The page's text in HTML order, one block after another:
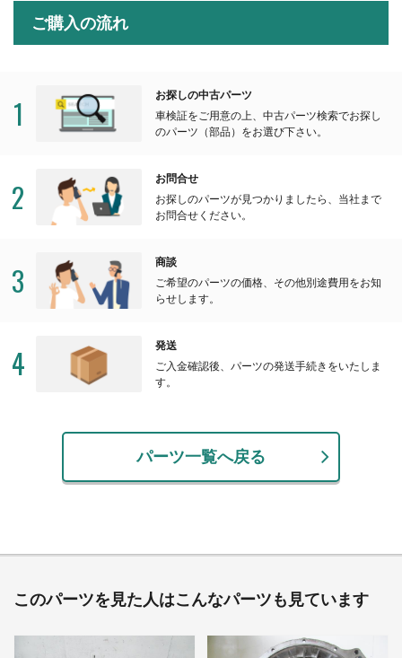
ご購入の流れ
1
お探しの中古パーツ
車検証をご用意の上、中古パーツ検索でお探し
のパーツ（部品）をお選び下さい。
2
お問合せ
お探しのパーツが見つかりましたら、当社まで
お問合せください。
3
商談
ご希望のパーツの価格、その他別途費用をお知
らせします。
4
発送
ご入金確認後、パーツの発送手続きをいたしま
す。
パーツ一覧へ戻る
このパーツを見た人はこんなパーツも見ています